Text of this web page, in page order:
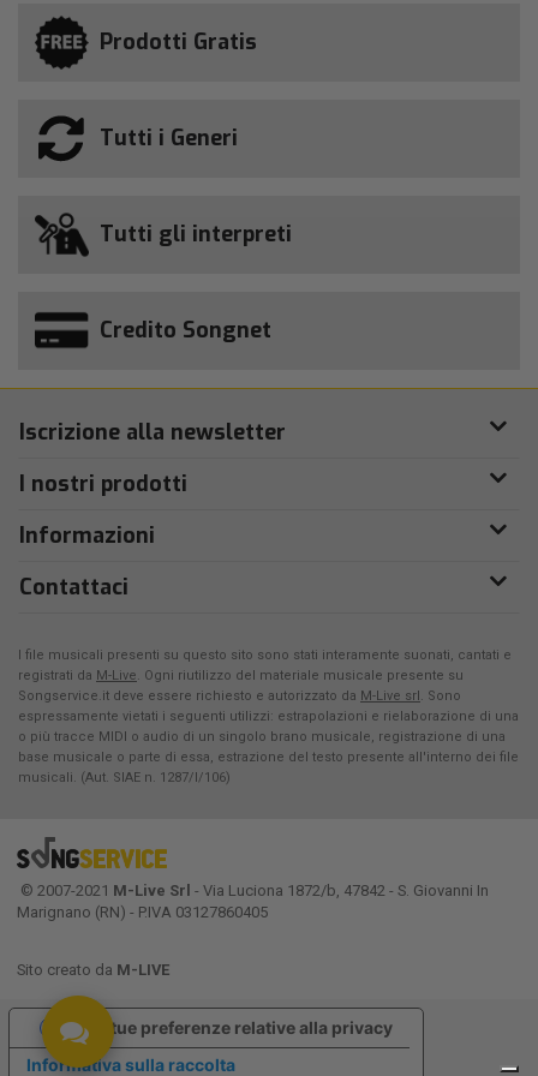
Prodotti Gratis
Tutti i Generi
Tutti gli interpreti
Credito Songnet
Iscrizione alla newsletter
I nostri prodotti
Informazioni
Contattaci
I file musicali presenti su questo sito sono stati interamente suonati, cantati e
registrati da M-Live. Ogni riutilizzo del materiale musicale presente su
Songservice.it deve essere richiesto e autorizzato da M-Live srl . Sono
espressamente vietati i seguenti utilizzi: estrapolazioni e rielaborazione di una
o più tracce MIDI o audio di un singolo brano musicale, registrazione di una
base musicale o parte di essa, estrazione del testo presente all'interno dei file
musicali. (Aut. SIAE n. 1287/I/106)
© 2007-2021 M-Live Srl - Via Luciona 1872/b, 47842 - S. Giovanni In
Marignano (RN) - P.IVA 03127860405
Sito creato da M-LIVE
Informativa sulla raccolta
Le tue preferenze relative alla privacy